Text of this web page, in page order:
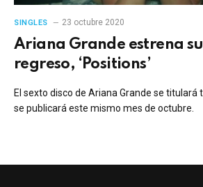
SINGLES 23 octubre 2020
Ariana Grande estrena
regreso, ‘Positions’
El sexto disco de Ariana Grande se titulará
se publicará este mismo mes de octubre.